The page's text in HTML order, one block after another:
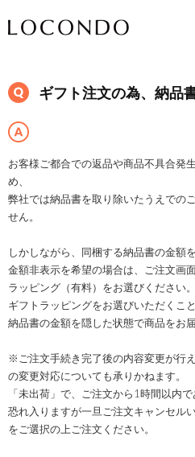
ギフト注文の為、納品
お客様ご都合での返品や商品不具合発
め、
弊社では納品書を取り除いたうえでの
せん。
しかしながら、同梱する納品書の金額
金額非表示を希望の場合は、ご注文画
ラッピング（有料）をお選びください。
ギフトラッピングをお選びいただくこ
納品書の金額を隠した状態で商品をお届
※ご注文手続き完了後の内容変更が行
の変更対応についても承りかねます。
「未出荷」で、ご注文から1時間以内
恐れ入りますが一旦ご注文キャンセル
をご選択の上ご注文ください。